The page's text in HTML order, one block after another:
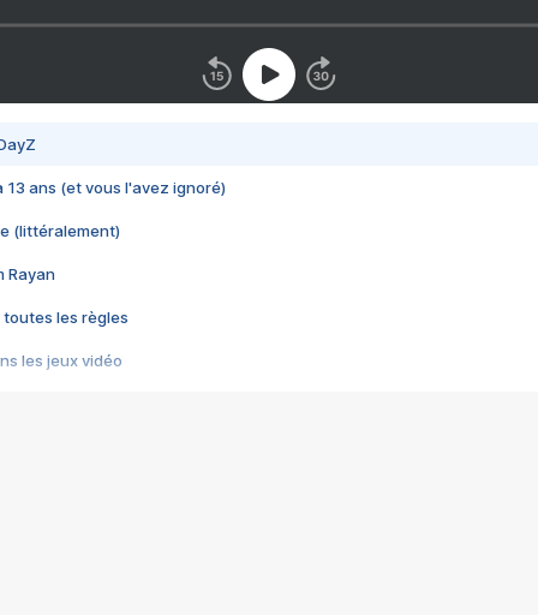
13 ans (et vous l'avez ignoré)
(littéralement)
Rayan
toutes les règles
les jeux vidéo